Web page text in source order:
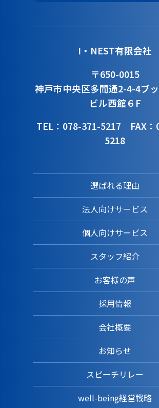
I・NEST有限会社
〒650-0015
神戸市中央区多聞通2-4-4ブ
ビル西館６F
TEL：078-371-5217 FAX
5218
選ばれる理由
法人向けサービス
個人向けサービス
スタッフ紹介
お客様の声
採用情報
会社概要
お知らせ
スピーチリレー
well-being経営戦略